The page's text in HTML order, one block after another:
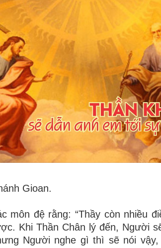
Gioan.
môn đệ rằng: “Thầy còn nhiều
Khi Thần Chân lý đến, Người
Người nghe gì thì sẽ nói